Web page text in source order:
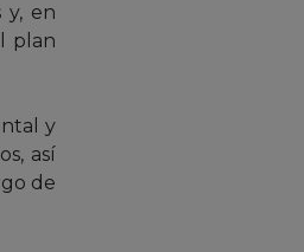
y, en
plan
y
así
de